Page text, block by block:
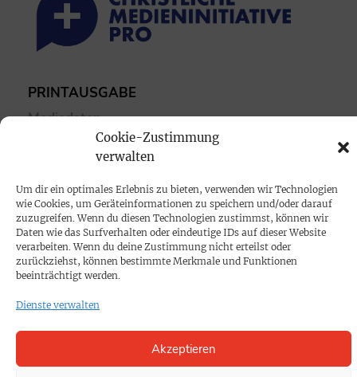
Cookie-Zustimmung
verwalten
Um dir ein optimales Erlebnis zu bieten, verwenden wir Technologien
wie Cookies, um Geräteinformationen zu speichern und/oder darauf
zuzugreifen. Wenn du diesen Technologien zustimmst, können wir
Daten wie das Surfverhalten oder eindeutige IDs auf dieser Website
verarbeiten. Wenn du deine Zustimmung nicht erteilst oder
zurückziehst, können bestimmte Merkmale und Funktionen
beeinträchtigt werden.
Dienste verwalten
Akzeptieren
PRINTAUSGABE
Mediadaten
PROKOMPAKT
Impressum
SPENDEN
Datenschutz
KONTAKT
Cookie-Richtlinie